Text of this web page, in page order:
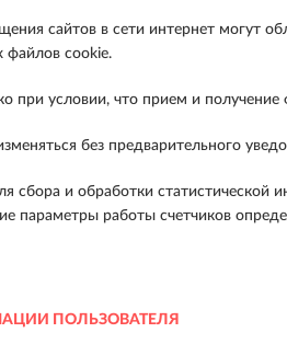
сайтов в сети интернет могут
файлов cookie.
при условии, что прием и
без предварительного
сбора и обработки статистической
параметры работы счетчиков
ПОЛЬЗОВАТЕЛЯ